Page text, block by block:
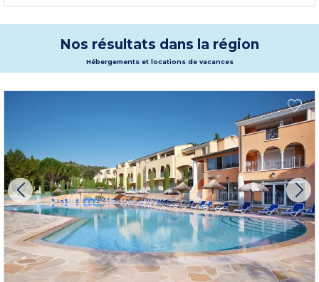
Nos résultats dans la région
Hébergements et locations de vacances